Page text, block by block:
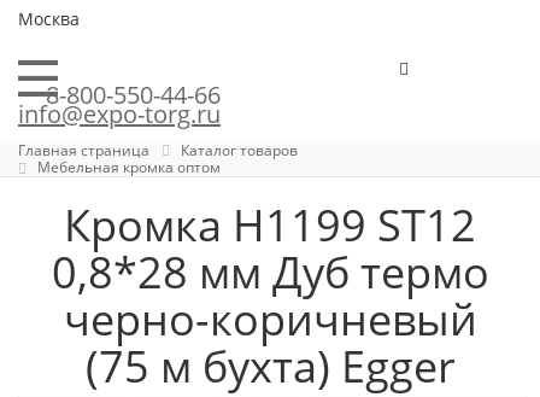
Москва
8-800-550-44-66
info@expo-torg.ru
Главная страница
Каталог товаров
Мебельная кромка оптом
Кромка H1199 ST12
0,8*28 мм Дуб термо
черно-коричневый
(75 м бухта) Egger